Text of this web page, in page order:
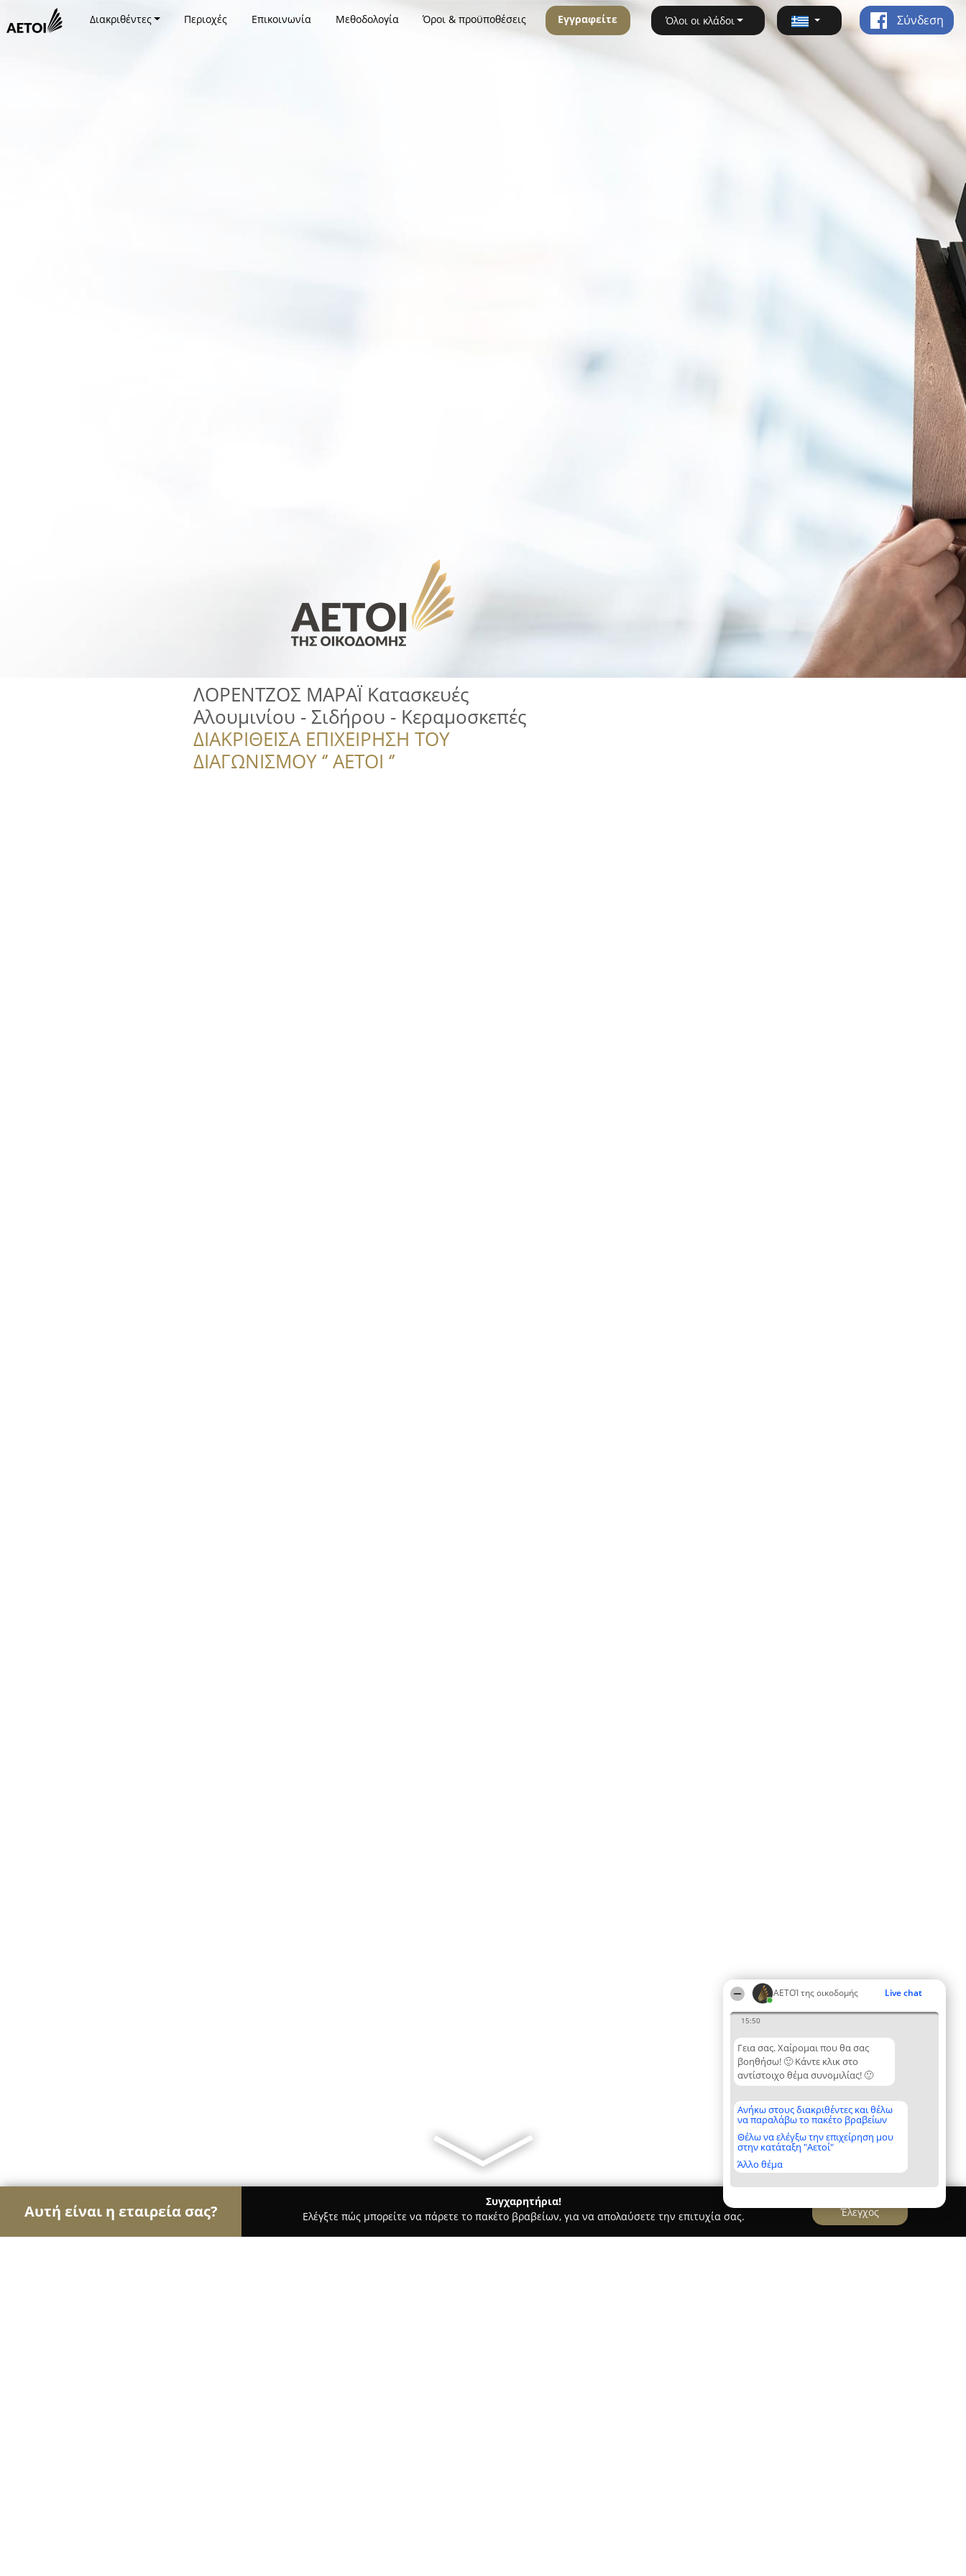
ΑΕΤΟΊ της οικοδομής Live chat
15:50
Γεια σας. Χαίρομαι που θα σας
βοηθήσω! 🙂 Κάντε κλικ στο
αντίστοιχο θέμα συνομιλίας! 🙂
Ανήκω στους διακριθέντες και θέλω
να παραλάβω το πακέτο βραβείων
Θέλω να ελέγξω την επιχείρηση μου
στην κατάταξη "Αετοί"
Άλλο θέμα
Διακριθέντες Περιοχές Επικοινωνία Μεθοδολογία Όροι & προϋποθέσεις Εγγραφείτε Όλοι οι κλάδοι Σύνδεση
ΛΟΡΕΝΤΖΟΣ ΜΑΡΑΪ Κατασκευές
Αλουμινίου - Σιδήρου - Κεραμοσκεπές
ΔΙΑΚΡΙΘΕΙΣΑ ΕΠΙΧΕΙΡΗΣΗ ΤΟΥ
ΔΙΑΓΩΝΙΣΜΟΥ ‘’ ΑΕΤΟΙ ‘’
Αυτή είναι η εταιρεία σας?
Συγχαρητήρια!
Ελέγξτε πώς μπορείτε να πάρετε το πακέτο βραβείων, για να απολαύσετε την επιτυχία σας.
Έλεγχος